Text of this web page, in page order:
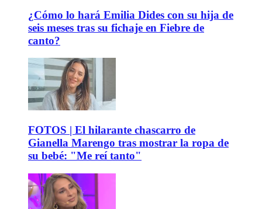
¿Cómo lo hará Emilia Dides con su hija de
seis meses tras su fichaje en Fiebre de
canto?
FOTOS | El hilarante chascarro de
Gianella Marengo tras mostrar la ropa de
su bebé: "Me reí tanto"